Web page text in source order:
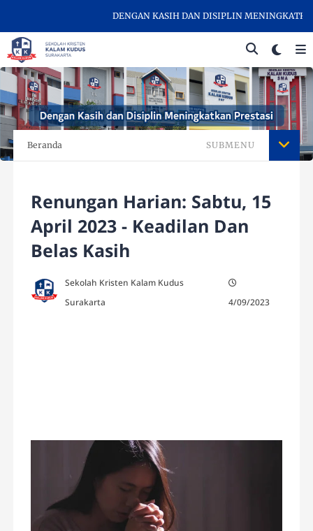
DENGAN KASIH DAN DISIPLIN MENINGKATKAN
Beranda SUBMENU
Renungan Harian: Sabtu, 15
April 2023 - Keadilan Dan
Belas Kasih
Sekolah Kristen Kalam Kudus
Surakarta
4/09/2023